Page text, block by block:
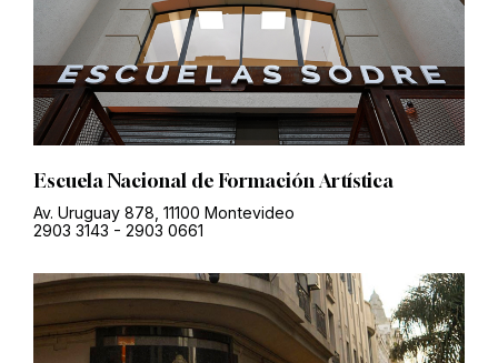
Escuela Nacional de Formación Artística
Av. Uruguay 878, 11100 Montevideo
2903 3143 - 2903 0661